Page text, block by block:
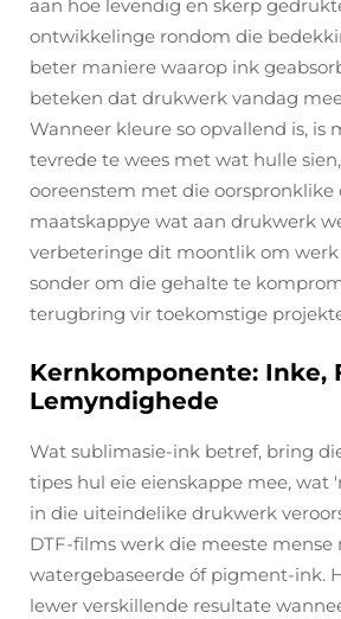
aan hoe levendig en skerp
ontwikkelinge rondom die
beter maniere waarop ink
beteken dat drukwerk vandag
Wanneer kleure so opvallend is, is
tevrede te wees met wat hulle
ooreenstem met die oorspronklike
maatskappye wat aan drukwerk
verbeteringe dit moontlik om
sonder om die gehalte te
terugbring vir toekomstige
Kernkomponente: Inke,
Lemyndighede
Wat sublimasie-ink betref, bring
tipes hul eie eienskappe mee, wat
in die uiteindelike drukwerk
DTF-films werk die meeste mense
watergebaseerde óf pigment-ink.
lewer verskillende resultate